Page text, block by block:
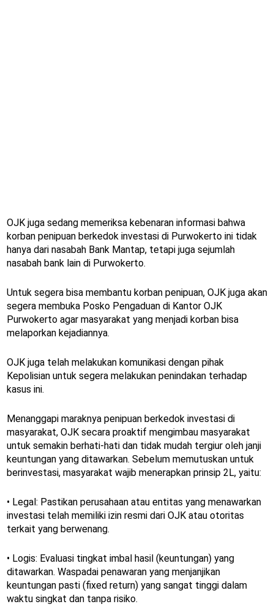
OJK juga sedang memeriksa kebenaran informasi bahwa
korban penipuan berkedok investasi di Purwokerto ini tidak
hanya dari nasabah Bank Mantap, tetapi juga sejumlah
nasabah bank lain di Purwokerto.
Untuk segera bisa membantu korban penipuan, OJK juga akan
segera membuka Posko Pengaduan di Kantor OJK
Purwokerto agar masyarakat yang menjadi korban bisa
melaporkan kejadiannya.
OJK juga telah melakukan komunikasi dengan pihak
Kepolisian untuk segera melakukan penindakan terhadap
kasus ini.
Menanggapi maraknya penipuan berkedok investasi di
masyarakat, OJK secara proaktif mengimbau masyarakat
untuk semakin berhati-hati dan tidak mudah tergiur oleh janji
keuntungan yang ditawarkan. Sebelum memutuskan untuk
berinvestasi, masyarakat wajib menerapkan prinsip 2L, yaitu:
• Legal: Pastikan perusahaan atau entitas yang menawarkan
investasi telah memiliki izin resmi dari OJK atau otoritas
terkait yang berwenang.
• Logis: Evaluasi tingkat imbal hasil (keuntungan) yang
ditawarkan. Waspadai penawaran yang menjanjikan
keuntungan pasti (fixed return) yang sangat tinggi dalam
waktu singkat dan tanpa risiko.